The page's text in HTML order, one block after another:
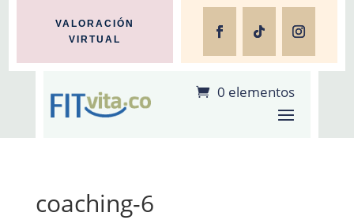
VALORACIÓN
VIRTUAL
0 elementos
coaching-6